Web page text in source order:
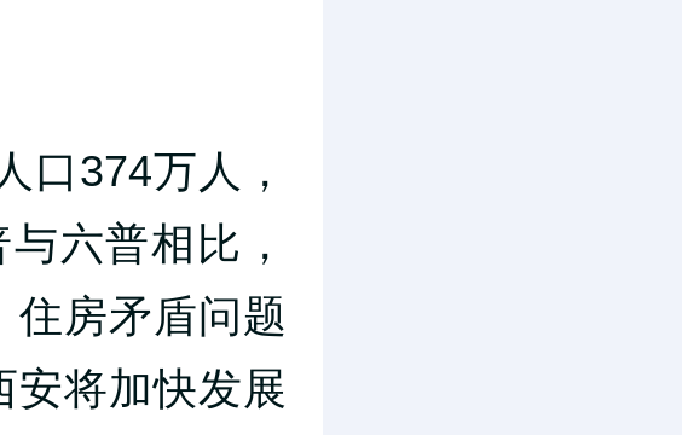
口374万人，
六普相比，
住房矛盾问题
安将加快发展